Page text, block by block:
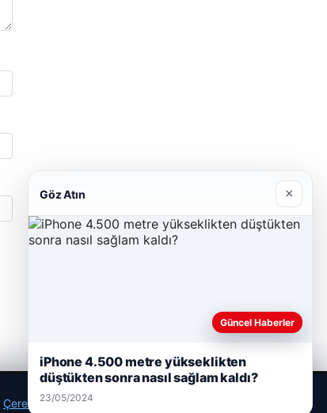
Çerez Politikamız
Göz Atın ×
Güncel Haberler
iPhone 4.500 metre yükseklikten
düştükten sonra nasıl sağlam kaldı?
23/05/2024